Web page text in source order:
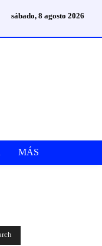
sábado, 8 agosto 2026
MÁS